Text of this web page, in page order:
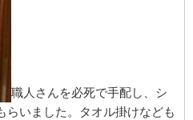
職人さんを必死で手配し、シ
らいました。タオル掛けなども